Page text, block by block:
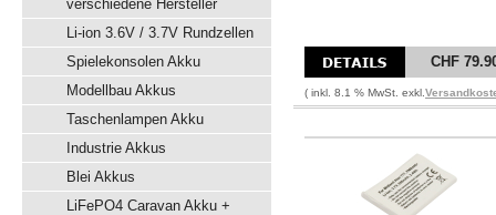
verschiedene Hersteller
Li-ion 3.6V / 3.7V Rundzellen
Spielekonsolen Akku
Modellbau Akkus
Taschenlampen Akku
Industrie Akkus
Blei Akkus
LiFePO4 Caravan Akku +
CHF
( inkl. 8.1 % MwSt. exkl.